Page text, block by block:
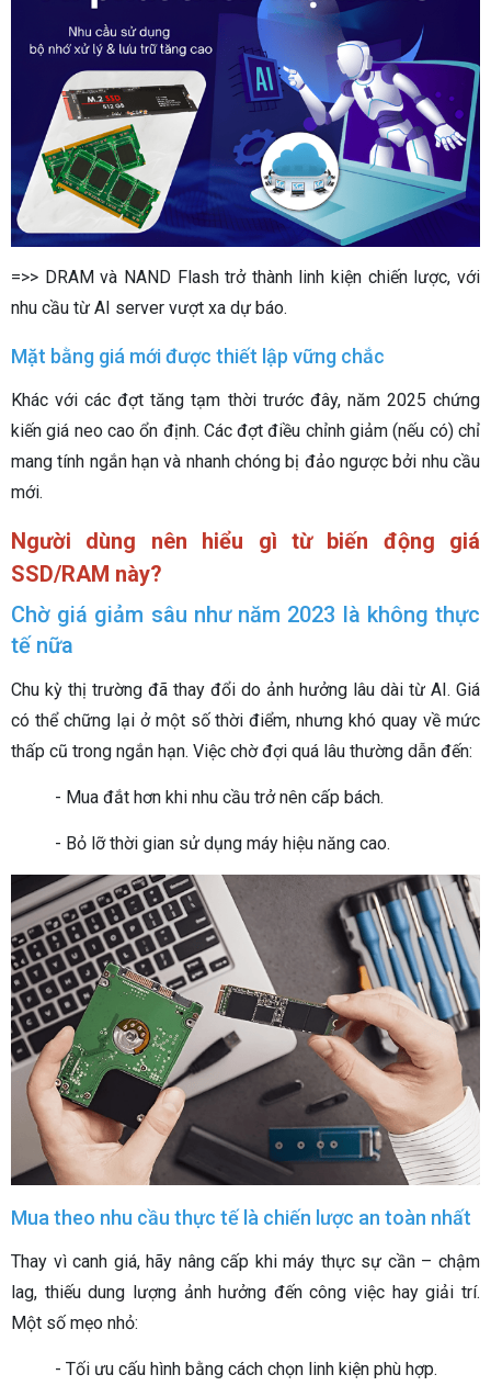
=>> DRAM và NAND Flash trở thành linh kiện chiến lược, với
nhu cầu từ AI server vượt xa dự báo.
Mặt bằng giá mới được thiết lập vững chắc
Khác với các đợt tăng tạm thời trước đây, năm 2025 chứng
kiến giá neo cao ổn định. Các đợt điều chỉnh giảm (nếu có) chỉ
mang tính ngắn hạn và nhanh chóng bị đảo ngược bởi nhu cầu
mới.
Người dùng nên hiểu gì từ biến động giá
SSD/RAM này?
Chờ giá giảm sâu như năm 2023 là không thực
tế nữa
Chu kỳ thị trường đã thay đổi do ảnh hưởng lâu dài từ AI. Giá
có thể chững lại ở một số thời điểm, nhưng khó quay về mức
thấp cũ trong ngắn hạn. Việc chờ đợi quá lâu thường dẫn đến:
- Mua đắt hơn khi nhu cầu trở nên cấp bách.
- Bỏ lỡ thời gian sử dụng máy hiệu năng cao.
Mua theo nhu cầu thực tế là chiến lược an toàn nhất
Thay vì canh giá, hãy nâng cấp khi máy thực sự cần – chậm
lag, thiếu dung lượng ảnh hưởng đến công việc hay giải trí.
Một số mẹo nhỏ:
- Tối ưu cấu hình bằng cách chọn linh kiện phù hợp.